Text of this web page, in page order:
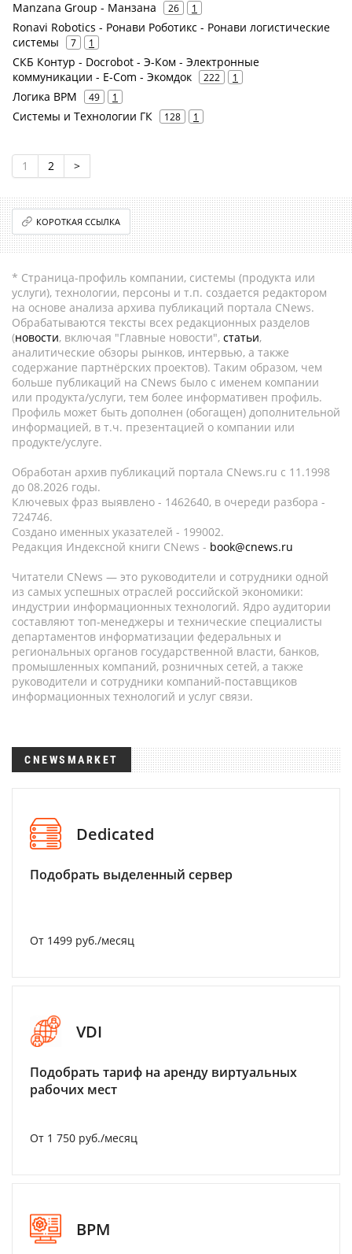
Manzana Group - Манзана 26 1
Ronavi Robotics - Ронави Роботикс - Ронави логистические
системы
7 1
СКБ Контур - Docrobot - Э-Ком - Электронные
коммуникации - E-Com - Экомдок
222 1
Логика BPM 49 1
Системы и Технологии ГК 128 1
1 2 >
КОРОТКАЯ ССЫЛКА
* Страница-профиль компании, системы (продукта или
услуги), технологии, персоны и т.п. создается редактором
на основе анализа архива публикаций портала CNews.
Обрабатываются тексты всех редакционных разделов
(новости, включая "Главные новости", статьи,
аналитические обзоры рынков, интервью, а также
содержание партнёрских проектов). Таким образом, чем
больше публикаций на CNews было с именем компании
или продукта/услуги, тем более информативен профиль.
Профиль может быть дополнен (обогащен) дополнительной
информацией, в т.ч. презентацией о компании или
продукте/услуге.
Обработан архив публикаций портала CNews.ru c 11.1998
до 08.2026 годы.
Ключевых фраз выявлено - 1462640, в очереди разбора -
724746.
Создано именных указателей - 199002.
Редакция Индексной книги CNews - book@cnews.ru
Читатели CNews — это руководители и сотрудники одной
из самых успешных отраслей российской экономики:
индустрии информационных технологий. Ядро аудитории
составляют топ-менеджеры и технические специалисты
департаментов информатизации федеральных и
региональных органов государственной власти, банков,
промышленных компаний, розничных сетей, а также
руководители и сотрудники компаний-поставщиков
информационных технологий и услуг связи.
CNEWSMARKET
Dedicated
Подобрать выделенный сервер
От 1499 руб./месяц
VDI
Подобрать тариф на аренду виртуальных
рабочих мест
От 1 750 руб./месяц
BPM